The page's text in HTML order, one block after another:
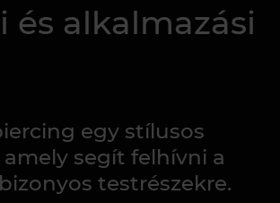
és alkalmazási
egy stílusos
segít felhívni a
testrészekre.